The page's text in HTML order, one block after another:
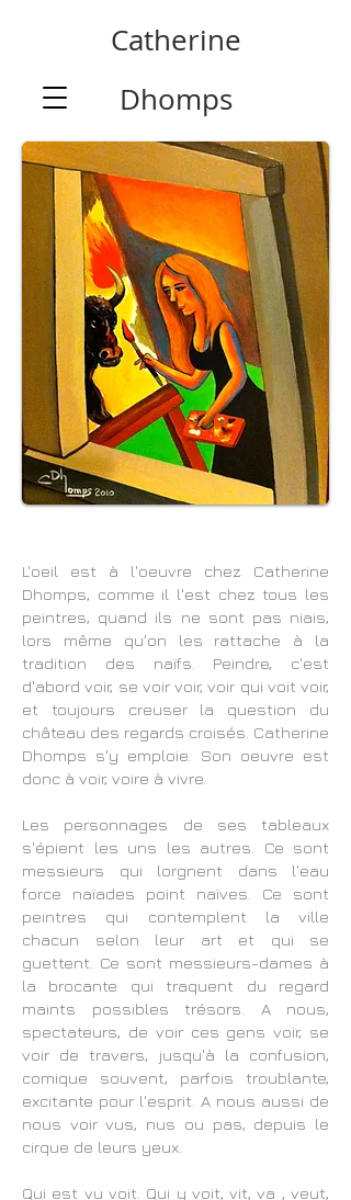
Catherine
Dhomps
L'oeil est à l'oeuvre chez Catherine
Dhomps, comme il l'est chez tous les
peintres, quand ils ne sont pas niais,
lors même qu'on les rattache à la
tradition des naïfs. Peindre, c'est
d'abord voir, se voir voir, voir qui voit voir,
et toujours creuser la question du
château des regards croisés. Catherine
Dhomps s'y emploie. Son oeuvre est
donc à voir, voire à vivre.
Les personnages de ses tableaux
s'épient les uns les autres. Ce sont
messieurs qui lorgnent dans l'eau
force naïades point naïves. Ce sont
peintres qui contemplent la ville
chacun selon leur art et qui se
guettent. Ce sont messieurs-dames à
la brocante qui traquent du regard
maints possibles trésors. A nous,
spectateurs, de voir ces gens voir, se
voir de travers, jusqu'à la confusion,
comique souvent, parfois troublante,
excitante pour l'esprit. A nous aussi de
nous voir vus, nus ou pas, depuis le
cirque de leurs yeux.
Qui est vu voit. Qui y voit, vit, va , veut,